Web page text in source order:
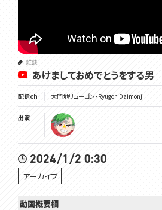
雑談
あけましておめでとうをする男
配信ch 大門地リューゴン・Ryugon Daimonji
出演
2024/1/2 0:30
アーカイブ
動画概要欄